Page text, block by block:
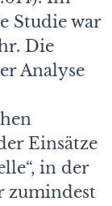
Studie war
Die
Analyse
Einsätze
in der
zumindest